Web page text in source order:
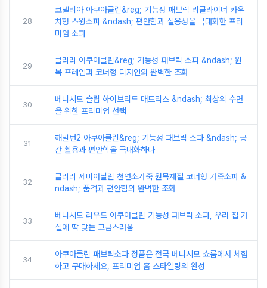
28
코델리아 아쿠아클린&reg; 기능성 패브릭 리클라이너 카우
치형 스윙소파 &ndash; 편안함과 실용성을 극대화한 프리
미엄 소파
29
클라라 아쿠아클린&reg; 기능성 패브릭 소파 &ndash; 원
목 프레임과 코너형 디자인의 완벽한 조화
30
베니시모 슬립 하이브리드 매트리스 &ndash; 최상의 수면
을 위한 프리미엄 선택
31
해밀턴2 아쿠아클린&reg; 기능성 패브릭 소파 &ndash; 공
간 활용과 편안함을 극대화하다
32
클라라 세미아닐린 천연소가죽 원목재질 코너형 가죽소파 &
ndash; 품격과 편안함의 완벽한 조화
33
베니시모 라우드 아쿠아클린 기능성 패브릭 소파, 우리 집 거
실에 딱 맞는 고급스러움
34
아쿠아클린 패브릭소파 정품은 전국 베니시모 쇼룸에서 체험
하고 구매하세요, 프리미엄 홈 스타일링의 완성